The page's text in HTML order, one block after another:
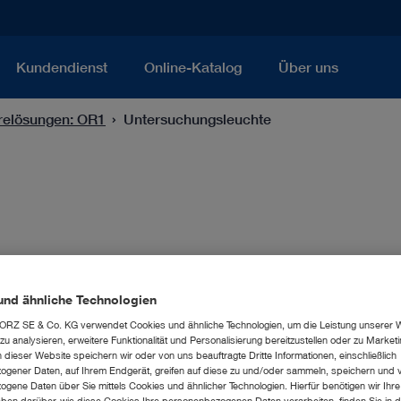
Kundendienst Online-Katalog Über uns
OR1 Untersuchungsleuchte
2 Produkte Seite
ähnliche Technologien
SE & Co. KG verwendet Cookies und ähnliche Technologien, um die Leistung unserer
analysieren, erweitere Funktionalität und Personalisierung bereitzustellen oder zu
dieser Website speichern wir oder von uns beauftragte Dritte Informationen, einschließlich
Daten, auf Ihrem Endgerät, greifen auf diese zu und/oder sammeln, speichern und
Daten über Sie mittels Cookies und ähnlicher Technologien. Hierfür benötigen wir Ihre